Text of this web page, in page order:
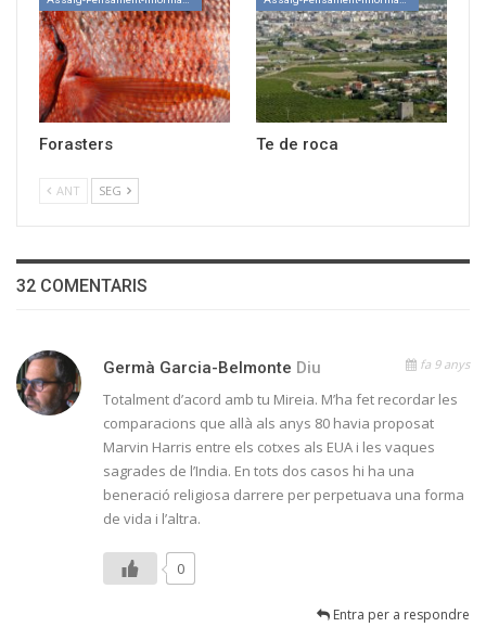
Forasters Te de roca
ANT SEG
32 COMENTARIS
Germà Garcia-Belmonte Diu fa 9 anys
Totalment d’acord amb tu Mireia. M’ha fet recordar les
comparacions que allà als anys 80 havia proposat
Marvin Harris entre els cotxes als EUA i les vaques
sagrades de l’India. En tots dos casos hi ha una
beneració religiosa darrere per perpetuava una forma
de vida i l’altra.
0
Entra per a respondre